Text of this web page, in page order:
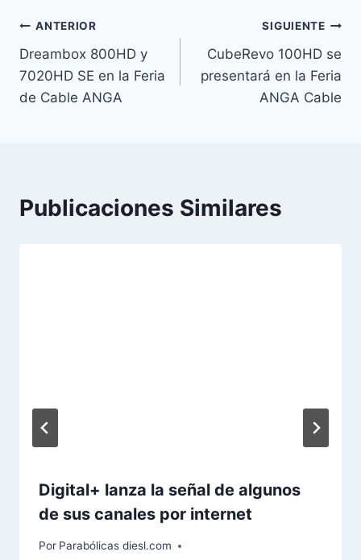
Navegación
de
entradas
ANTERIOR
Dreambox 800HD y
7020HD SE en la Feria
de Cable ANGA
SIGUIENTE
CubeRevo 100HD se
presentará en la Feria
ANGA Cable
Publicaciones Similares
Digital+ lanza la señal de algunos
de sus canales por internet
Por Parabólicas diesl.com